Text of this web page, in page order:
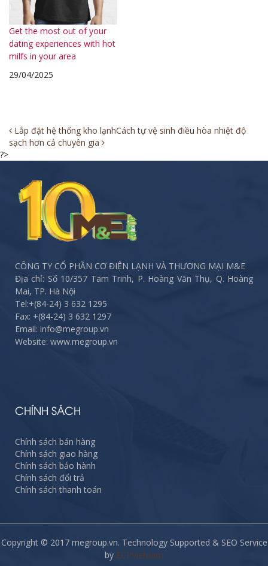
Get the most out of your
dating experiences with hot
milfs in your area
29/04/2025
Post
navigation
Lắp đặt hệ thống kho lạnhCách tự vệ sinh điều hòa nhiệt độ
sạch hơn cả chuyên gia
?>
CÔNG TY CỔ PHẦN CƠ ĐIỆN LẠNH VÀ THƯƠNG MẠI M&E
Địa chỉ: Số 10/357 Tam Trinh, P. Hoàng Văn Thụ, Q. Hoàng
Mai, TP. Hà Nội
Tel:+(84-24) 3 632 1295
Fax: +(84-24) 3 632 1297
Email: info@megroup.vn
Website: www.megroup.vn
CHÍNH SÁCH
Chính sách bán hàng
Chính sách giao hàng
Chính sách bảo hành
Chính sách đổi trả
Chính sách thanh toán
Copyright © 2017 megroup.vn. Technology Supported & SEO Service
by ECPVietnam